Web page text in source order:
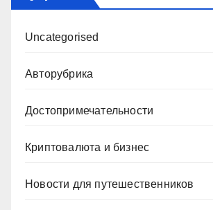
Uncategorised
Авторубрика
Достопримечательности
Криптовалюта и бизнес
Новости для путешественников